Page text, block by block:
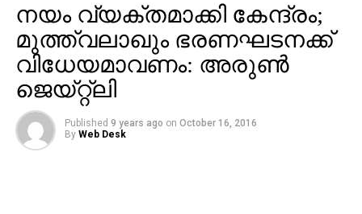
നയം വ്യക്തമാക്കി കേന്ദ്രം;
മുത്ത്വലാഖും ഭരണഘടനക്ക്
വിധേയമാവണം: അരുണ്‍
ജെയ്റ്റ്ലി
Published 9 years ago on October 16, 2016
By Web Desk